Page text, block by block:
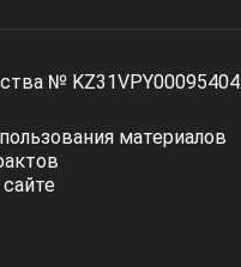
№ KZ31VPY00095404.
материалов